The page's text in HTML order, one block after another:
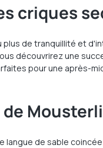
criques
plus de tranquillité et
découvrirez une
pour une après-
de
langue de sable